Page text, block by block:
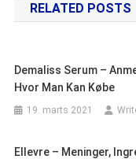
RELATED POSTS
Demaliss Serum –
Hvor Man Kan Købe
19. marts 2021
Ellevre – Meninger,